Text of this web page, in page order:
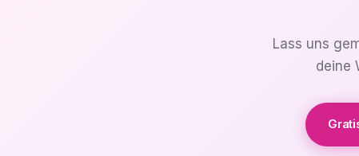
Lass uns
deine